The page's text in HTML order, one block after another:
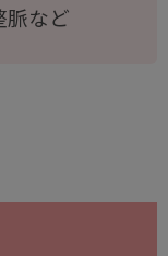
脈など